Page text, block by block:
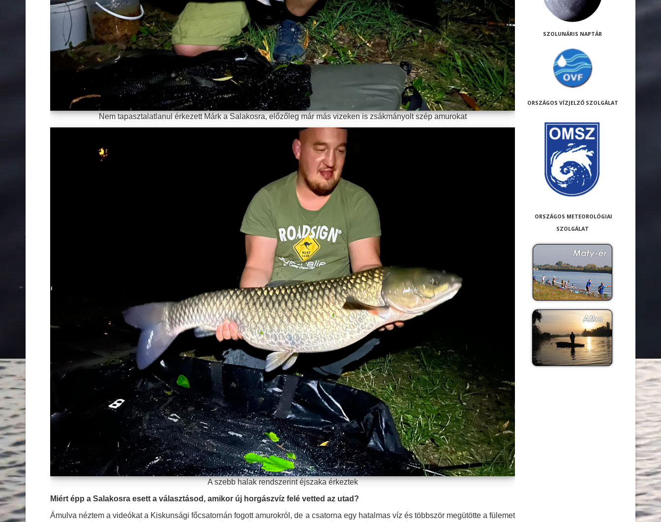
Nem tapasztalatlanul érkezett Márk a Salakosra, előzőleg már más vizeken is zsákmányolt szép amurokat
A szebb halak rendszerint éjszaka érkeztek
Miért épp a Salakosra esett a választásod, amikor új horgászvíz felé vetted az utad?
Ámulva néztem a videókat a Kiskunsági főcsatornán fogott amurokról, de a csatorna egy hatalmas víz és többször megütötte a fülemet
SZOLUNÁRIS NAPTÁR
ORSZÁGOS VÍZJELZŐ SZOLGÁLAT
ORSZÁGOS METEOROLÓGIAI
SZOLGÁLAT